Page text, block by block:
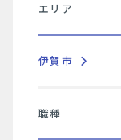
エリア
伊賀市
職種